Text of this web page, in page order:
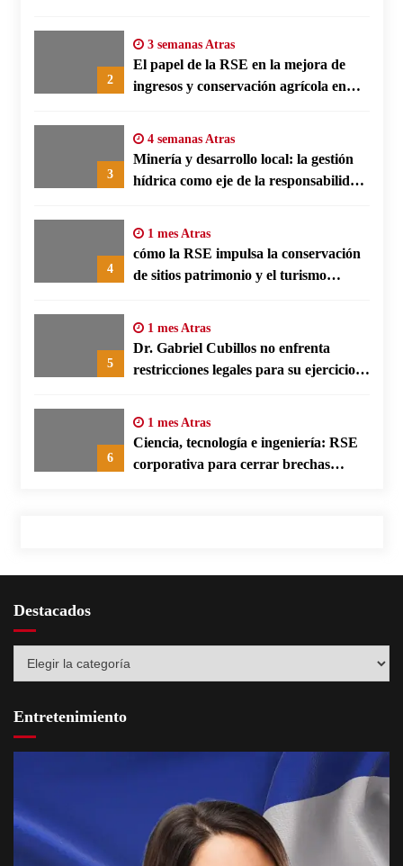
2
3 semanas Atras
El papel de la RSE en la mejora de
ingresos y conservación agrícola en
3
4 semanas Atras
Minería y desarrollo local: la gestión
hídrica como eje de la responsabilidad
4
1 mes Atras
cómo la RSE impulsa la conservación
de sitios patrimonio y el turismo
5
1 mes Atras
Dr. Gabriel Cubillos no enfrenta
restricciones legales para su ejercicio,
6
1 mes Atras
Ciencia, tecnología e ingeniería: RSE
corporativa para cerrar brechas
Destacados
Entretenimiento